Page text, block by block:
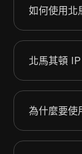
93.95.64.0
91.226.20.0
91.230.219.0
91.220.95.0
如何使用北
北馬其頓
為什麼要使